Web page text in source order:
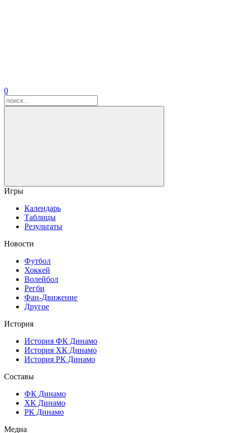
0
Игры
Календарь
Таблицы
Результаты
Новости
Футбол
Хоккей
Волейбол
Регби
Фан-Движение
Другое
История
История ФК Динамо
История ХК Динамо
История РК Динамо
Составы
ФК Динамо
ХК Динамо
РК Динамо
Медиа